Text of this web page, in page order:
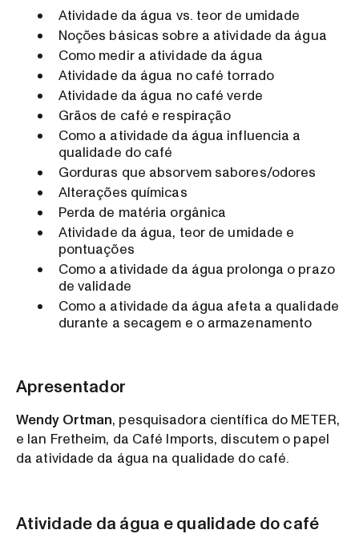
Atividade da água vs. teor de umidade
Noções básicas sobre a atividade da água
Como medir a atividade da água
Atividade da água no café torrado
Atividade da água no café verde
Grãos de café e respiração
Como a atividade da água influencia a
qualidade do café
Gorduras que absorvem sabores/odores
Alterações químicas
Perda de matéria orgânica
Atividade da água, teor de umidade e
pontuações
Como a atividade da água prolonga o prazo
de validade
Como a atividade da água afeta a qualidade
durante a secagem e o armazenamento
Apresentador
Wendy Ortman, pesquisadora científica do METER,
e Ian Fretheim, da Café Imports, discutem o papel
da atividade da água na qualidade do café.
Atividade da água e qualidade do café